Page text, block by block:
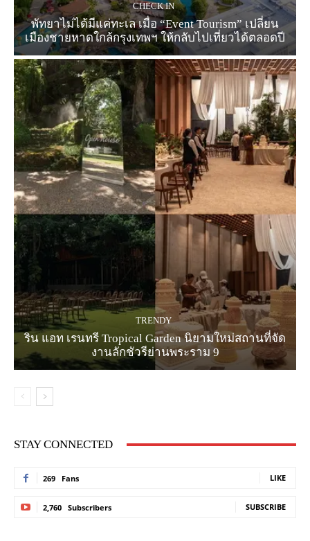
CHECK IN
พัทยาไม่ได้มีแค่ทะเล เมื่อ “Event Tourism” เปลี่ยน
เมืองชายหาดใกล้กรุงเทพฯ ให้กลับไปเที่ยวได้ตลอดปี
TRENDY
ริน แอท เรนทรี Tropical Garden นิยามใหม่สถานที่จัด
งานลักชัวรีย่านพระราม 9
STAY CONNECTED
269 Fans LIKE
2,760 Subscribers SUBSCRIBE